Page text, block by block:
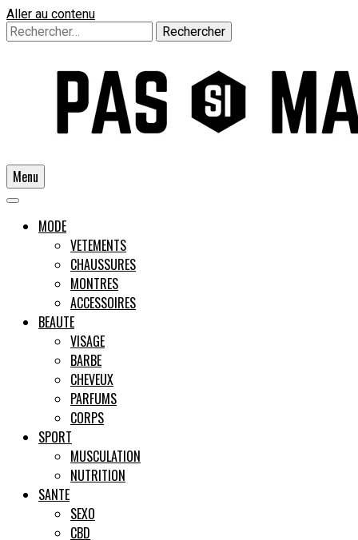
Aller au contenu
Rechercher :
Pas si
Male
Un guide pour l'homme moderne
Menu
MODE
VETEMENTS
CHAUSSURES
MONTRES
ACCESSOIRES
BEAUTE
VISAGE
BARBE
CHEVEUX
PARFUMS
CORPS
SPORT
MUSCULATION
NUTRITION
SANTE
SEXO
CBD